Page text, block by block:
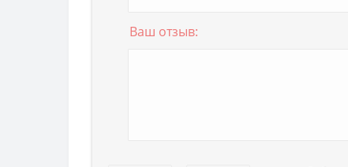
Ваш отзыв: